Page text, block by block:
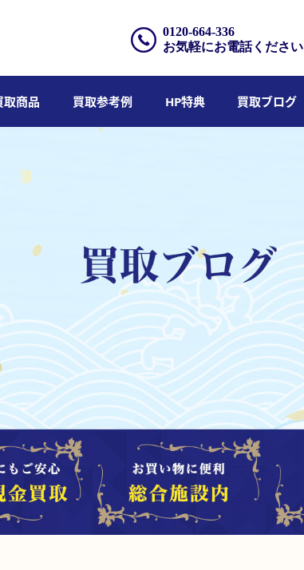
0120-664-336
お気軽にお電話ください
取商品 買取参考例 HP特典 買取ブログ